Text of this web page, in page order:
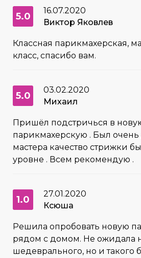
5.0
16.07.2020
Виктор Яковлев
Классная парикмахерская,
класс, спасибо вам.
5.0
03.02.2020
Михаил
Пришёл подстричься в
парикмахерскую . Был очень
мастера качество стрижки
уровне . Всем рекомендую .
1.0
27.01.2020
Ксюша
Решила опробовать новую
рядом с домом. Не ожидала
шедеврального, но и такого